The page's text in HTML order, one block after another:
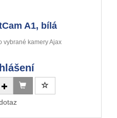
A1, bílá
vybrané kamery Ajax